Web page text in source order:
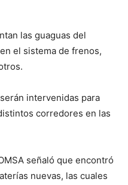
las guaguas del
el sistema de frenos,
intervenidas para
corredores en las
señaló que encontró
nuevas, las cuales